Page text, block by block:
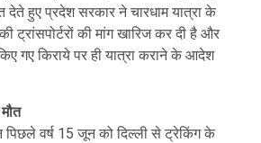
देते हुए प्रदेश सरकार ने चारधाम यात्रा के
की ट्रांसपोर्टरों की मांग खारिज कर दी है और
किए गए किराये पर ही यात्रा कराने के आदेश
पिछले वर्ष 15 जून को दिल्ली से ट्रेकिंग के